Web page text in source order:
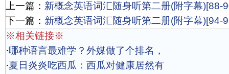
上一篇： 新概念英语词汇随身听第二册(附字幕)[88-
下一篇： 新概念英语词汇随身听第二册(附字幕)[94-
※相关链接※
·哪种语言最难学？外媒做了个排名，
·夏日炎炎吃西瓜：西瓜对健康居然有